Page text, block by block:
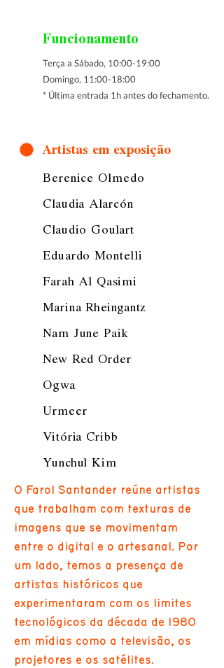
Funcionamento
Terça a Sábado, 10:00-19:00
Domingo, 11:00-18:00
* Última entrada 1h antes do fechamento.
Artistas em exposição
Berenice Olmedo
Claudia Alarcón
Claudio Goulart
Eduardo Montelli
Farah Al Qasimi
Marina Rheingantz
Nam June Paik
New Red Order
Ogwa
Urmeer
Vitória Cribb
Yunchul Kim
O Farol Santander reúne artistas
que trabalham com texturas de
imagens que se movimentam
entre o digital e o artesanal. Por
um lado, temos a presença de
artistas históricos que
experimentaram com os limites
tecnológicos da década de 1980
em mídias como a televisão, os
projetores e os satélites.